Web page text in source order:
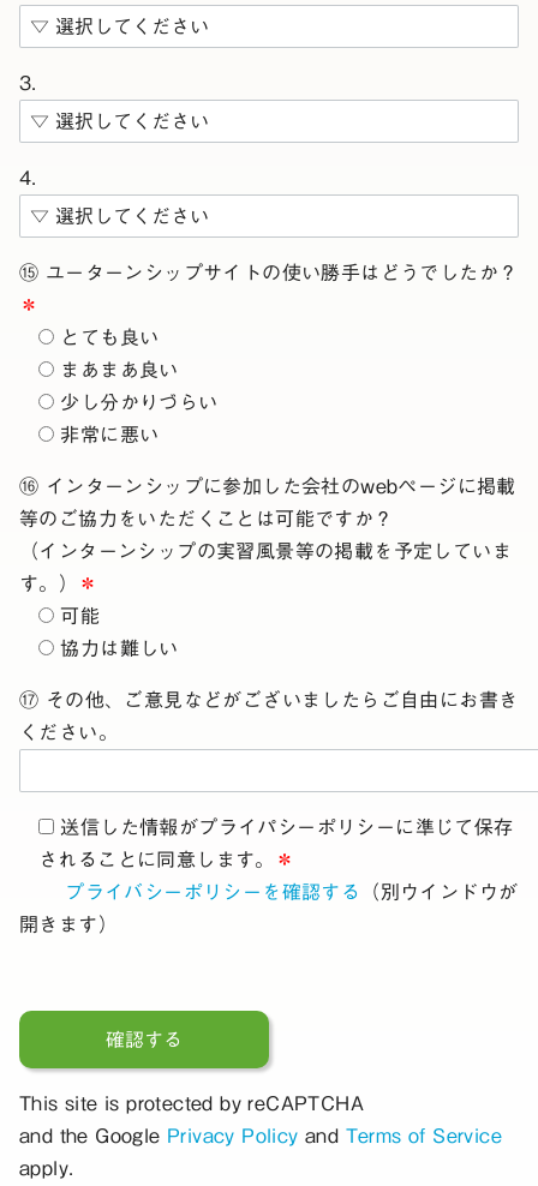
3.
4.
⑮ ユーターンシップサイトの使い勝手はどうでしたか？
＊
とても良い
まあまあ良い
少し分かりづらい
非常に悪い
⑯ インターンシップに参加した会社のwebページに掲載
等のご協力をいただくことは可能ですか？
（インターンシップの実習風景等の掲載を予定していま
す。）
＊
可能
協力は難しい
⑰ その他、ご意見などがございましたらご自由にお書き
ください。
送信した情報がプライパシーポリシーに準じて保存
されることに同意します。
＊
プライバシーポリシーを確認する
（別ウインドウが
開きます）
This site is protected by reCAPTCHA
and the Google Privacy Policy and Terms of Service
apply.